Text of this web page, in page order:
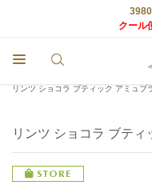
クール
リンツ ショコラ ブティック アミュプ
リンツ ショコラ ブテ
STORE